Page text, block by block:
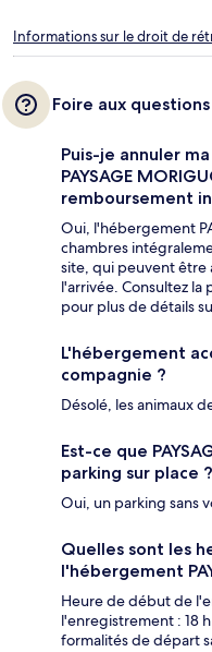
Informations sur le droit de
Foire aux questions
Puis-je annuler
PAYSAGE
remboursement
Oui, l'hébergement
chambres
site, qui peuvent être
l'arrivée. Consultez
pour plus de détails
L'hébergement
compagnie ?
Désolé, les animaux
Est-ce que
parking sur place ?
Oui, un parking sans
Quelles sont les
l'hébergement
Heure de début de
l'enregistrement : 18
formalités de départ